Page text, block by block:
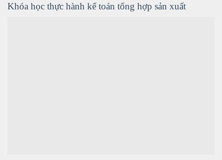
Khóa học thực hành kế toán tổng hợp sản xuất